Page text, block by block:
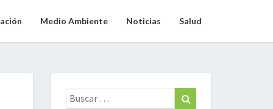
Medio Ambiente Noticias Salud
Buscar: